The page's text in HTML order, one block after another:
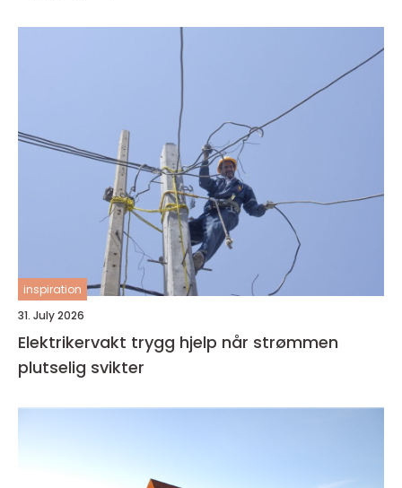
inspiration
31. July 2026
Elektrikervakt trygg hjelp når strømmen
plutselig svikter